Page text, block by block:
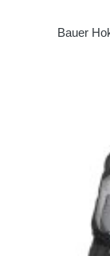
Bauer